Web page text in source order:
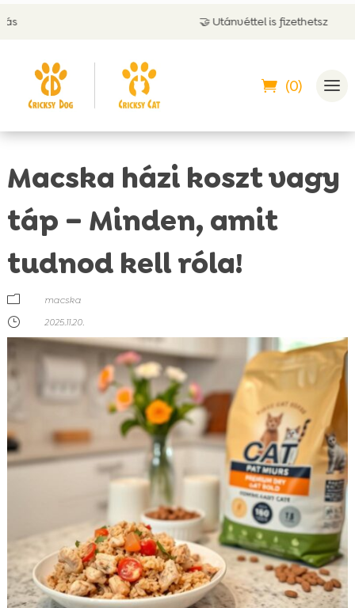
🤝 Utánvéttel is fizethetsz
(0)
Macska házi koszt vagy
táp – Minden, amit
tudnod kell róla!
m
macska
}
2025.11.20.